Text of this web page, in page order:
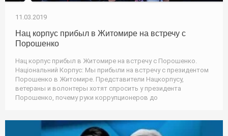
11.03.2019
Нац корпус прибыл в Житомире на встречу с
Порошенко
Нац корпус прибыл в Житомире на встречу с Порошенко.
Національний Корпус: Мы прибыли на встречу с президентом
Порошенко в Житомире. Представители Нацкорпусу,
ветераны и волонтеры хотят спросить у президента
Порошенко, почему руки коррупционеров до